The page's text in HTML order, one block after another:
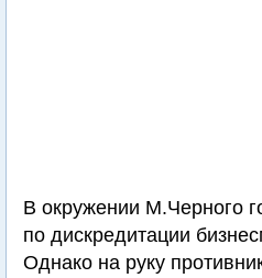
В окружении М.Черного
по дискредитации
Однако на руку